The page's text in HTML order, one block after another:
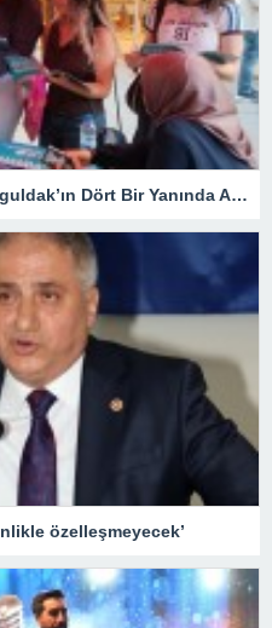
BEUN, Tercih Döneminde Zonguldak’ın Dört Bir Yanında Aday Öğrencilerle Buluşuyor
özelleşmeyecek’